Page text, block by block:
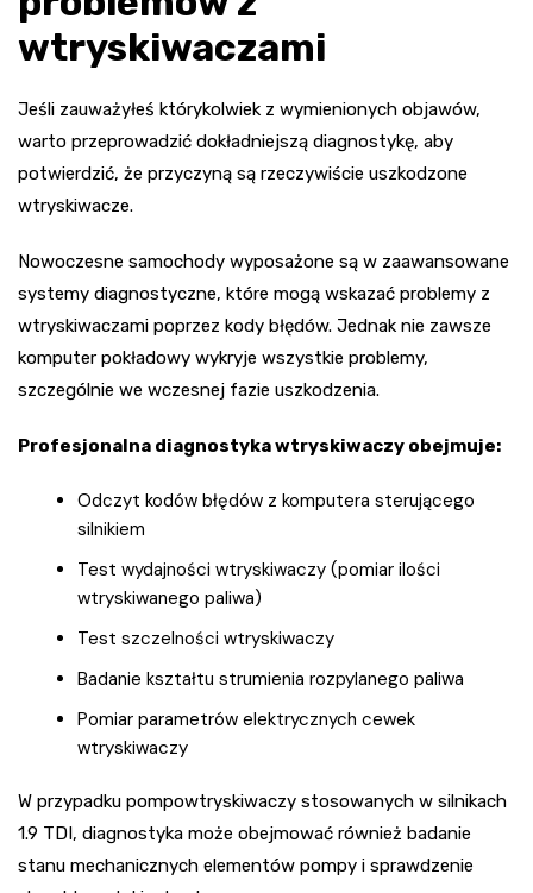
wtryskiwaczami
Jeśli zauważyłeś którykolwiek z wymienionych objawów,
warto przeprowadzić dokładniejszą diagnostykę, aby
potwierdzić, że przyczyną są rzeczywiście uszkodzone
wtryskiwacze.
Nowoczesne samochody wyposażone są w zaawansowane
systemy diagnostyczne, które mogą wskazać problemy z
wtryskiwaczami poprzez kody błędów. Jednak nie zawsze
komputer pokładowy wykryje wszystkie problemy,
szczególnie we wczesnej fazie uszkodzenia.
Profesjonalna diagnostyka wtryskiwaczy obejmuje:
Odczyt kodów błędów z komputera sterującego
silnikiem
Test wydajności wtryskiwaczy (pomiar ilości
wtryskiwanego paliwa)
Test szczelności wtryskiwaczy
Badanie kształtu strumienia rozpylanego paliwa
Pomiar parametrów elektrycznych cewek
wtryskiwaczy
W przypadku pompowtryskiwaczy stosowanych w silnikach
1.9 TDI, diagnostyka może obejmować również badanie
stanu mechanicznych elementów pompy i sprawdzenie